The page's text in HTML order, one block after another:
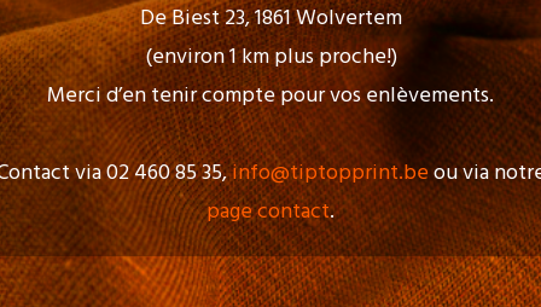
De Biest 23, 1861 Wolvertem
(environ 1 km plus proche!)
Merci d’en tenir compte pour vos enlèvements.
via 02 460 85 35,info@tiptopprint.beou via
page contact.